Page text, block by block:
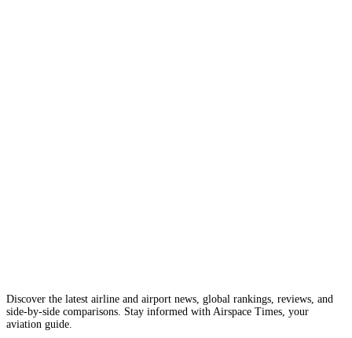
Discover the latest airline and airport news, global rankings, reviews, and
side-by-side comparisons. Stay informed with Airspace Times, your
aviation guide.